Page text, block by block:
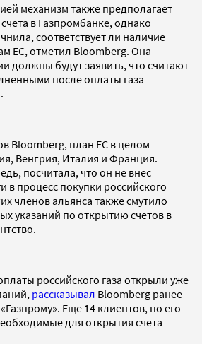
механизм также предполагает
в Газпромбанке, однако
соответствует ли наличие
ЕС, отметил Bloomberg. Она
должны будут заявить, что считают
после оплаты газа
Bloomberg, план ЕС в целом
Венгрия, Италия и Франция.
посчитала, что он не внес
в процесс покупки российского
членов альянса также смутило
указаний по открытию счетов в
российского газа открыли уже
рассказывал Bloomberg ранее
Еще 14 клиентов, по его
для открытия счета